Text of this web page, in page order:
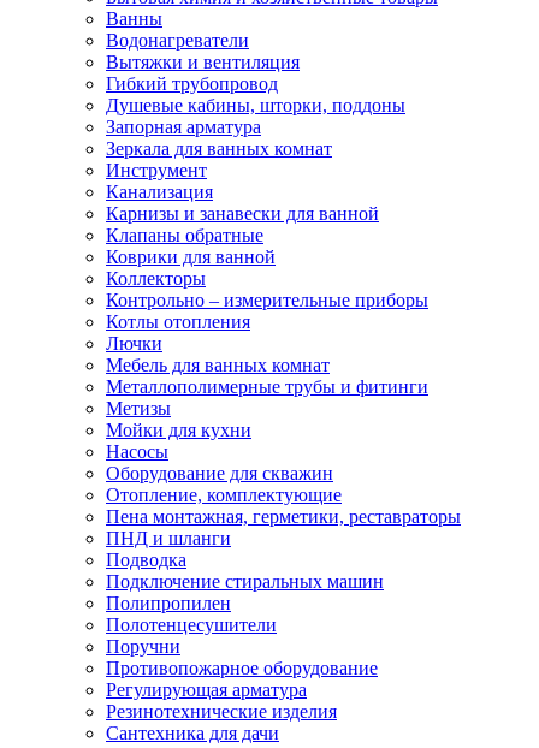
Ванны
Водонагреватели
Вытяжки и вентиляция
Гибкий трубопровод
Душевые кабины, шторки, поддоны
Запорная арматура
Зеркала для ванных комнат
Инструмент
Канализация
Карнизы и занавески для ванной
Клапаны обратные
Коврики для ванной
Коллекторы
Контрольно – измерительные приборы
Котлы отопления
Лючки
Мебель для ванных комнат
Металлополимерные трубы и фитинги
Метизы
Мойки для кухни
Насосы
Оборудование для скважин
Отопление, комплектующие
Пена монтажная, герметики, реставраторы
ПНД и шланги
Подводка
Подключение стиральных машин
Полипропилен
Полотенцесушители
Поручни
Противопожарное оборудование
Регулирующая арматура
Резинотехнические изделия
Сантехника для дачи